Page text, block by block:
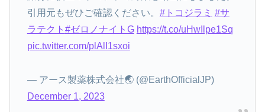
引用元もぜひご確認ください。 #トコジラミ #サ
ラテクト #ゼロノナイトG https://t.co/uHwIlpe1Sq
pic.twitter.com/plAlI1sxoi
— アース製薬株式会社🌏 (@EarthOfficialJP)
December 1, 2023